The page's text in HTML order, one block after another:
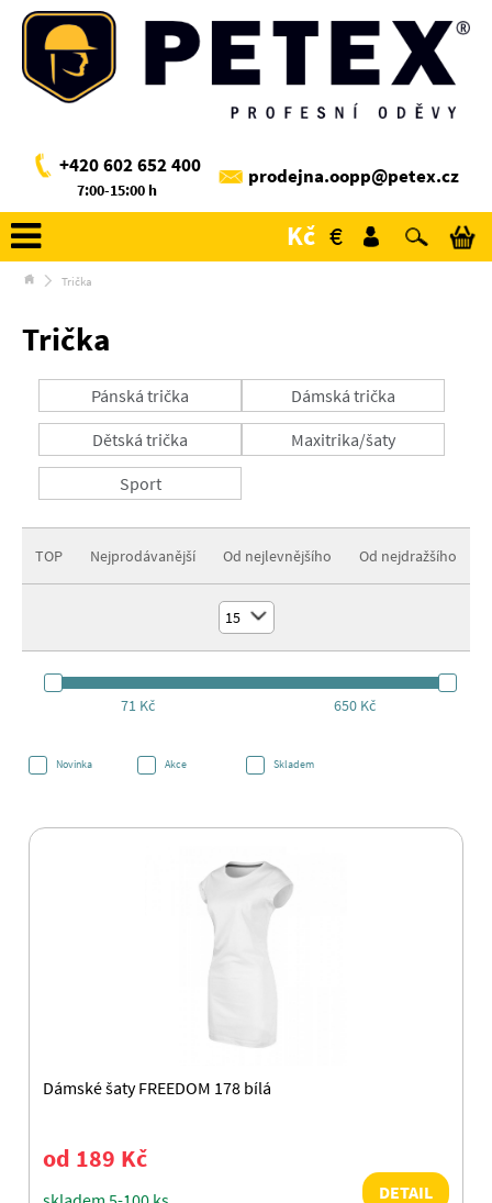
+420 602 652 400
7:00-15:00 h
prodejna.oopp@petex.cz
Kč €
Trička
Trička
Pánská trička
Dámská trička
Dětská trička
Maxitrika/šaty
Sport
TOP Nejprodávanější Od nejlevnějšího Od nejdražšího
15
71 Kč 650 Kč
Novinka Akce Skladem
Dámské šaty FREEDOM 178 bílá
od 189 Kč
DETAIL